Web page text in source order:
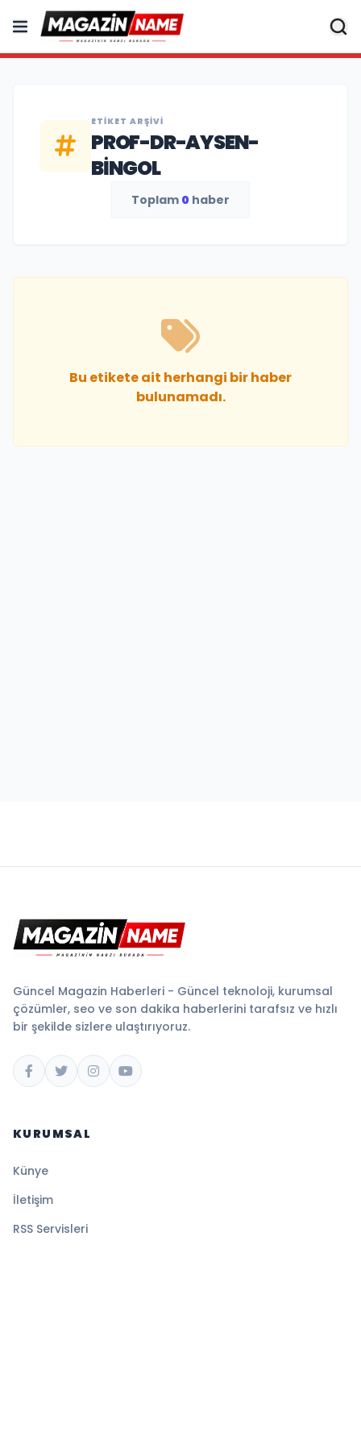
ETIKET ARŞIVI
PROF-DR-AYSEN-
BINGOL
Toplam 0 haber
Bu etikete ait herhangi bir haber
bulunamadı.
Güncel Magazin Haberleri - Güncel teknoloji, kurumsal
çözümler, seo ve son dakika haberlerini tarafsız ve hızlı
bir şekilde sizlere ulaştırıyoruz.
KURUMSAL
Künye
İletişim
RSS Servisleri